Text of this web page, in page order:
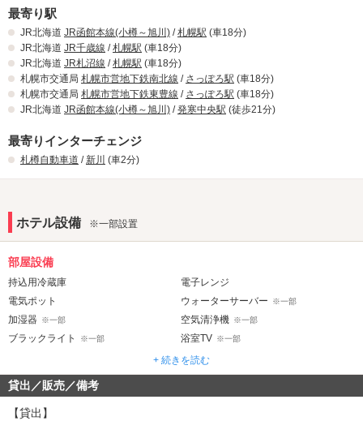
最寄り駅
JR北海道 JR函館本線(小樽～旭川) /札幌駅 (車18分)
JR北海道 JR千歳線 /札幌駅 (車18分)
JR北海道 JR札沼線 /札幌駅 (車18分)
札幌市交通局 札幌市営地下鉄南北線 / さっぽろ駅 (車18分)
札幌市交通局 札幌市営地下鉄東豊線 / さっぽろ駅 (車18分)
JR北海道 JR函館本線(小樽～旭川) /発寒中央駅 (徒歩21分)
最寄りインターチェンジ
札樽自動車道 /新川 (車2分)
ホテル設備 ※一部設置
部屋設備
持込用冷蔵庫
電子レンジ
電気ポット
ウォーターサーバー ※一部
加湿器 ※一部 空気清浄機 ※一部
ブラックライト ※一部 浴室TV ※一部
ジェット・バブルバス
マット ※一部 ウォシュレット
音響・映像・通信
+ 続きを読む
貸出／販売／備考
【貸出】